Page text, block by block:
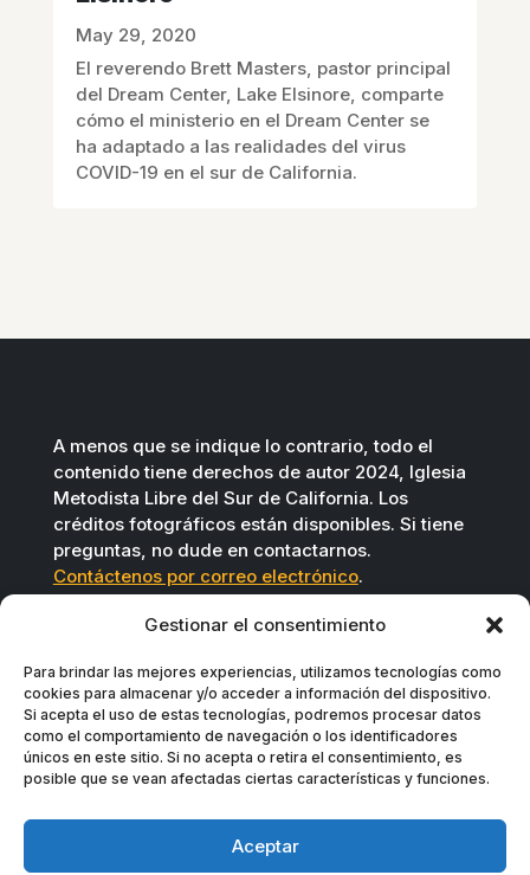
Gestionar el consentimiento
Para brindar las mejores experiencias, utilizamos tecnologías como
cookies para almacenar y/o acceder a información del dispositivo.
Si acepta el uso de estas tecnologías, podremos procesar datos
como el comportamiento de navegación o los identificadores
únicos en este sitio. Si no acepta o retira el consentimiento, es
posible que se vean afectadas ciertas características y funciones.
Aceptar
May 29, 2020
El reverendo Brett Masters, pastor principal
del Dream Center, Lake Elsinore, comparte
cómo el ministerio en el Dream Center se
ha adaptado a las realidades del virus
COVID-19 en el sur de California.
A menos que se indique lo contrario, todo el
contenido tiene derechos de autor 2024, Iglesia
Metodista Libre del Sur de California. Los
créditos fotográficos están disponibles. Si tiene
preguntas, no dude en contactarnos.
Contáctenos por correo electrónico.